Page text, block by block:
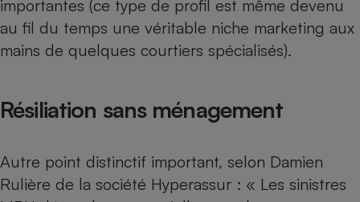
importantes (ce type de profil est même devenu
au fil du temps une véritable niche marketing aux
mains de quelques courtiers spécialisés).
Résiliation sans ménagement
Autre point distinctif important, selon Damien
Rulière de la société Hyperassur : « Les sinistres